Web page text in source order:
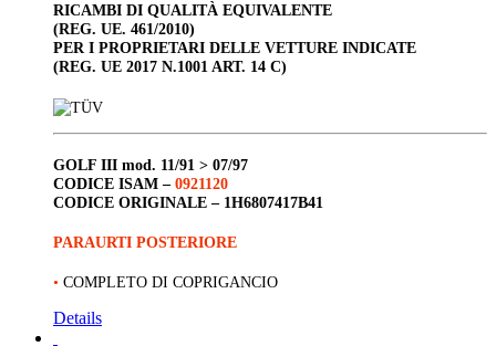
RICAMBI DI QUALITÀ EQUIVALENTE
(REG. UE. 461/2010)
PER I PROPRIETARI DELLE VETTURE INDICATE
(REG. UE 2017 N.1001 ART. 14 C)
GOLF III mod. 11/91 > 07/97
CODICE ISAM – 0921120
CODICE ORIGINALE – 1H6807417B41
PARAURTI POSTERIORE
• COMPLETO DI COPRIGANCIO
Details